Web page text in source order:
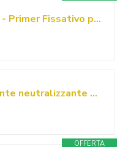
CAMP Fixacryl - Primer Fissativo per Muri Interni ed Esterni Isolante 100% Acrilico, Ideale per Intonaci Cemento Calcestruzzo, Migliora Ancoraggio, Resa e Resistenza dei Trattamenti, Made in Italy, 1l
La zappa Isolante neutralizzante 1 Kg ideale per isolare e irrobustire intonaci di calce e cemento
OFFERTA